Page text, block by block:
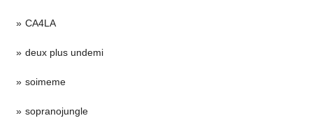
CA4LA
deux plus undemi
soimeme
sopranojungle